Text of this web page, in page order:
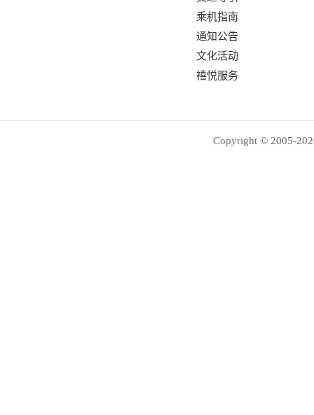
乘机指南
通知公告
文化活动
禧悦服务
Copyright © 2005-